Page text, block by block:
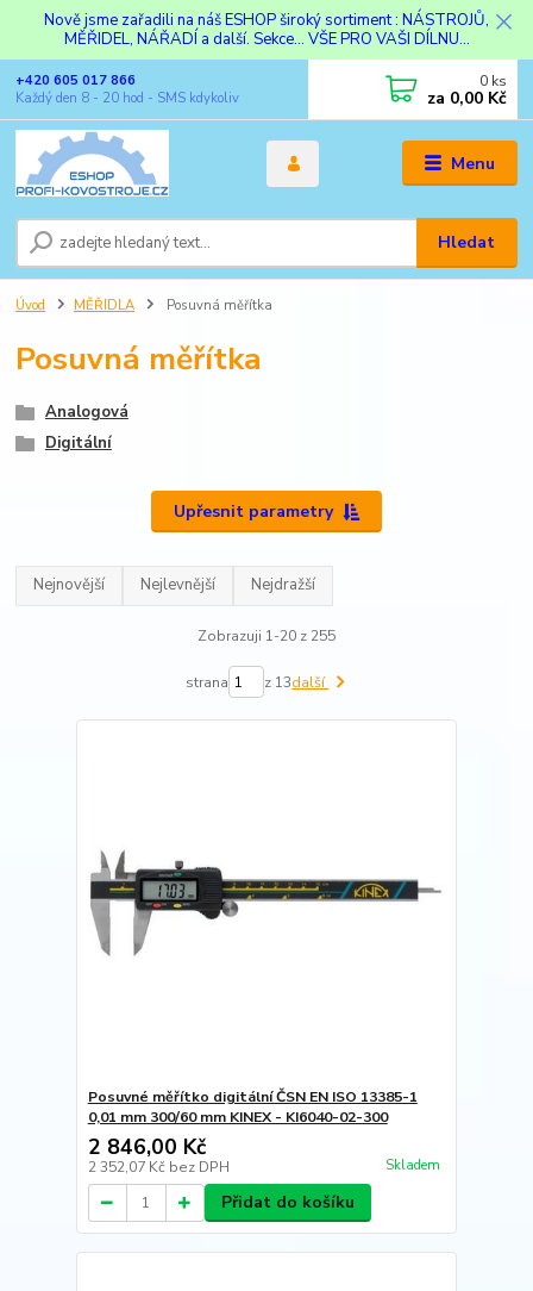
Nově jsme zařadili na náš ESHOP široký sortiment : NÁSTROJŮ,
MĚŘIDEL, NÁŘADÍ a další. Sekce... VŠE PRO VAŠI DÍLNU...
Menu
Hledat
+420 605 017 866
Každý den 8 - 20 hod - SMS kdykoliv
0 ks
za 0,00 Kč
Úvod MĚŘIDLA Posuvná měřítka
Posuvná měřítka
Analogová
Digitální
Upřesnit parametry
Nejnovější Nejlevnější Nejdražší
Zobrazuji 1-20 z 255
strana z 13další
Posuvné měřítko digitální ČSN EN ISO 13385-1
0,01 mm 300/60 mm KINEX - KI6040-02-300
2 846,00 Kč
2 352,07 Kč bez DPH Skladem
Přidat do košíku